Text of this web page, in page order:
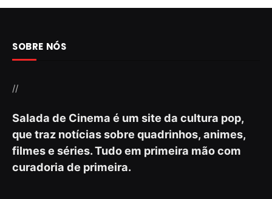
SOBRE NÓS
//
Salada de Cinema é um site da cultura pop,
que traz notícias sobre quadrinhos, animes,
filmes e séries. Tudo em primeira mão com
curadoria de primeira.